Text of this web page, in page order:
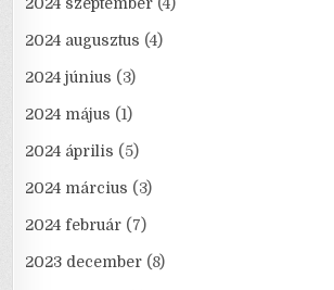
2024 szeptember (4)
2024 augusztus (4)
2024 június (3)
2024 május (1)
2024 április (5)
2024 március (3)
2024 február (7)
2023 december (8)